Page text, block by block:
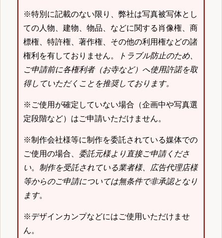
※特別に記載のない限り、弊社は写真被写体とし
ての人物、建物、物品、などに関する肖像権、商
標権、特許権、著作権、その他の利用権などの諸
権利を有しておりません。
トラブル防止のため、
ご申請前に各権利者（お寺など）へ使用許諾を取
得していただくことを推奨しております。
※ご使用が確定していない場合（企画中や写真選
定段階など）はご申請いただけません。
※制作会社様等に制作を委託されている媒体での
ご使用の場合、 委託元様より直接ご申請くださ
い。 制作を受託されている業者様、広告代理店様
等からのご申請については無条件で非承認となり
ます。
※デザインカンプなどにはご使用いただけませ
ん。